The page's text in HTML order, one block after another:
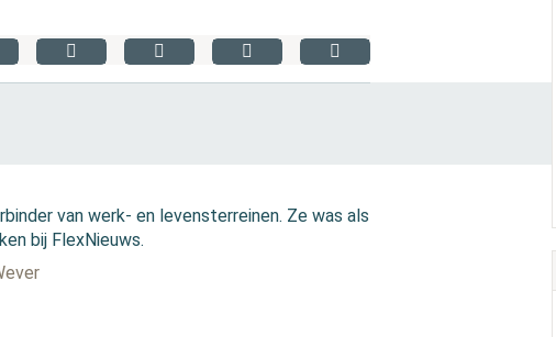
van werk- en levensterreinen. Ze was als
bij FlexNieuws.